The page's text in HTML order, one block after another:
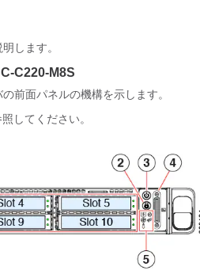
します。
C220-M8S
前面パネルの機構を示します。
してください。